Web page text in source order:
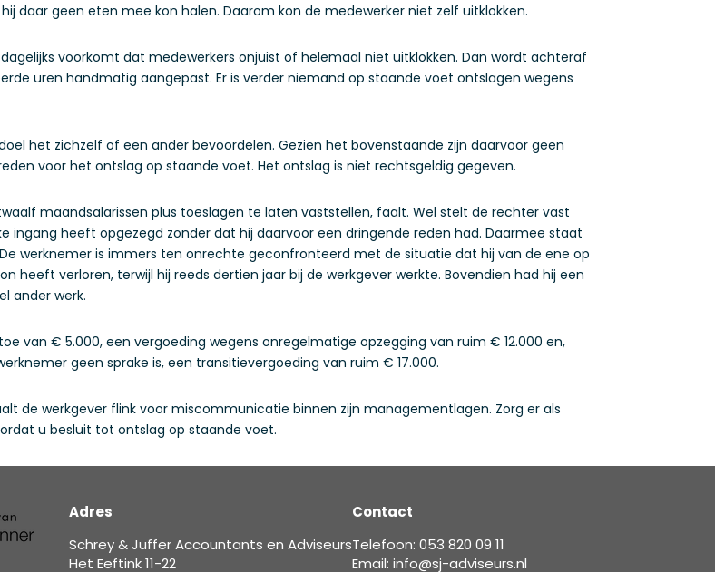
daar geen eten mee kon halen. Daarom kon de medewerker niet zelf uitklokken.
voorkomt dat medewerkers onjuist of helemaal niet uitklokken. Dan wordt achteraf
uren handmatig aangepast. Er is verder niemand op staande voet ontslagen wegens
het zichzelf of een ander bevoordelen. Gezien het bovenstaande zijn daarvoor geen
voor het ontslag op staande voet. Het ontslag is niet rechtsgeldig gegeven.
maandsalarissen plus toeslagen te laten vaststellen, faalt. Wel stelt de rechter vast
ingang heeft opgezegd zonder dat hij daarvoor een dringende reden had. Daarmee staat
werknemer is immers ten onrechte geconfronteerd met de situatie dat hij van de ene op
heeft verloren, terwijl hij reeds dertien jaar bij de werkgever werkte. Bovendien had hij een
ander werk.
van € 5.000, een vergoeding wegens onregelmatige opzegging van ruim € 12.000 en,
geen sprake is, een transitievergoeding van ruim € 17.000.
de werkgever flink voor miscommunicatie binnen zijn managementlagen. Zorg er als
u besluit tot ontslag op staande voet.
Adres
Schrey & Juffer Accountants en Adviseurs
Het Eeftink 11-22
Contact
Telefoon: 053 820 09 11
Email: info@sj-adviseurs.nl